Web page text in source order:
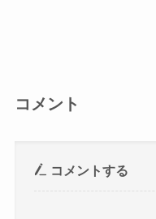
コメント
コメントする